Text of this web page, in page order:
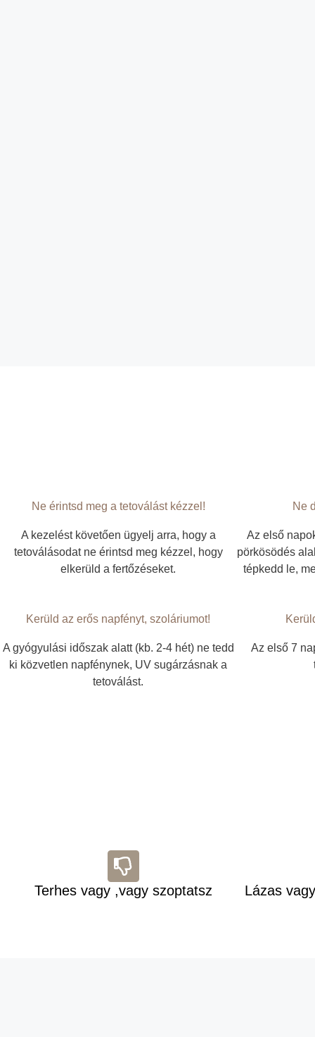
Ne érintsd meg a tetoválást kézzel!​
A kezelést követően ügyelj arra, hogy a
tetoválásodat ne érintsd meg kézzel, hogy
elkerüld a fertőzéseket.
Ne
Az első
pörkösödés
tépkedd le,
Kerüld az erős napfényt, szoláriumot!
A gyógyulási időszak alatt (kb. 2-4 hét) ne tedd
ki közvetlen napfénynek, UV sugárzásnak a
tetoválást.
Az első 7
Terhes vagy ,vagy szoptatsz Lázas